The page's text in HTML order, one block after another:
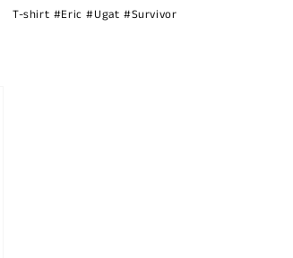
T-shirt #Eric #Ugat #Survivor